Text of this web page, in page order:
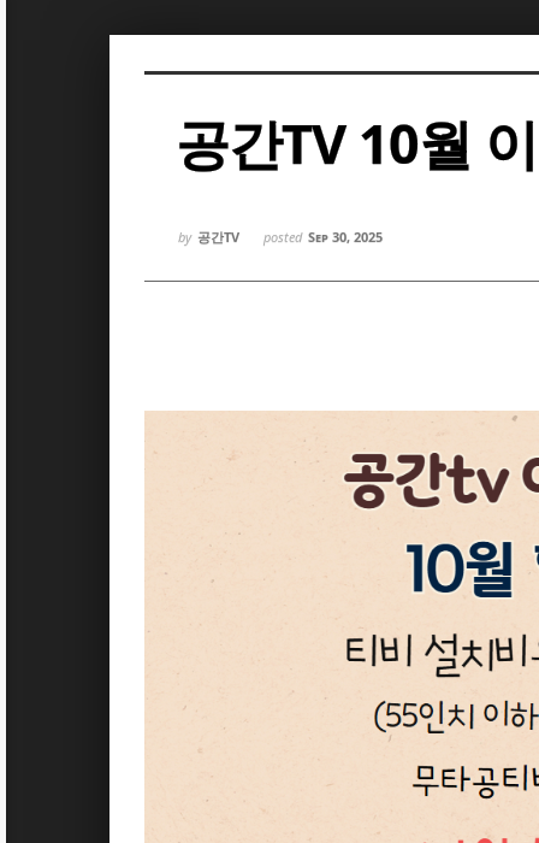
공간TV 10월
by 공간TV posted Sep 30, 2025
Sketchbook5, 스케치북5
Sketchbook5, 스케치북5
Sketchbook5, 스케치북5
Sketchbook5, 스케치북5